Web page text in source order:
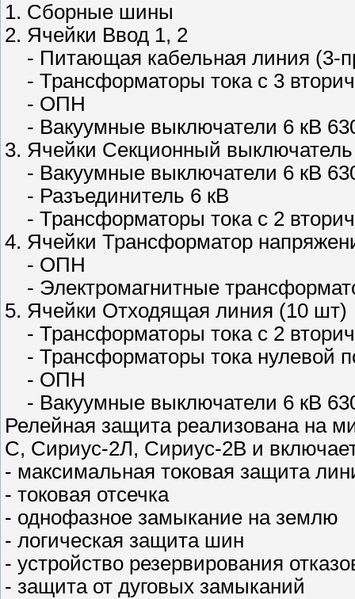
1. Сборные шины
2. Ячейки Ввод 1, 2
- Питающая кабельная линия (3-
- Трансформаторы тока с 3
- ОПН
- Вакуумные выключатели 6 кВ
3. Ячейки Секционный
- Вакуумные выключатели 6 кВ
- Разъединитель 6 кВ
- Трансформаторы тока с 2
4. Ячейки Трансформатор
- ОПН
- Электромагнитные
5. Ячейки Отходящая линия (10 шт)
- Трансформаторы тока с 2
- Трансформаторы тока нулевой
- ОПН
- Вакуумные выключатели 6 кВ
Релейная защита реализована на
С, Сириус-2Л, Сириус-2В и
- максимальная токовая защита
- токовая отсечка
- однофазное замыкание на землю
- логическая защита шин
- устройство резервирования
- защита от дуговых замыканий